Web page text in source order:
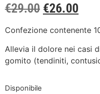
€29.00 €26.00
Confezione contenente
Allevia il dolore nei casi
gomito (tendiniti,
Disponibile